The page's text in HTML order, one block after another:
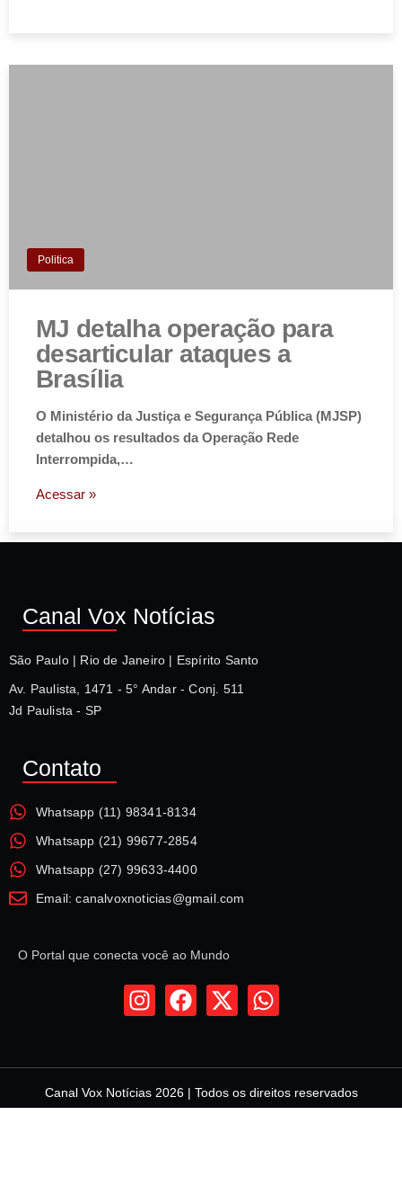
Politica
MJ detalha operação para
desarticular ataques a
Brasília
O Ministério da Justiça e Segurança Pública (MJSP)
detalhou os resultados da Operação Rede
Interrompida,…
Acessar »
Canal Vox Notícias
São Paulo | Rio de Janeiro | Espírito Santo
Av. Paulista, 1471 - 5° Andar - Conj. 511
Jd Paulista - SP
Contato
Whatsapp (11) 98341-8134
Whatsapp (21) 99677-2854
Whatsapp (27) 99633-4400
Email: canalvoxnoticias@gmail.com
O Portal que conecta você ao Mundo
Canal Vox Notícias 2026 | Todos os direitos reservados